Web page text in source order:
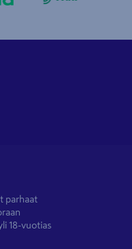
parhaat
18-vuotias